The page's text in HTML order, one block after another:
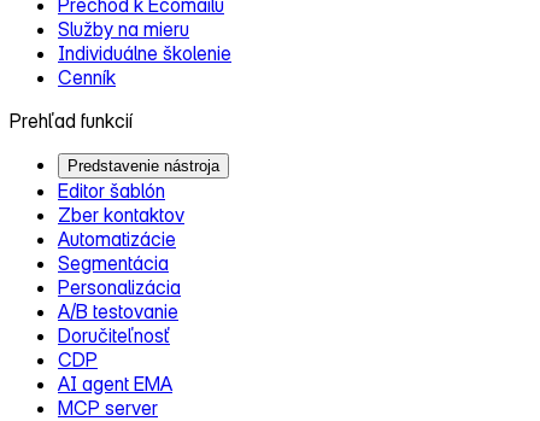
Služby na mieru
Individuálne školenie
Cenník
Prehľad funkcií
Predstavenie nástroja
Editor šablón
Zber kontaktov
Automatizácie
Segmentácia
Personalizácia
A/B testovanie
Doručiteľnosť
CDP
AI agent EMA
MCP server